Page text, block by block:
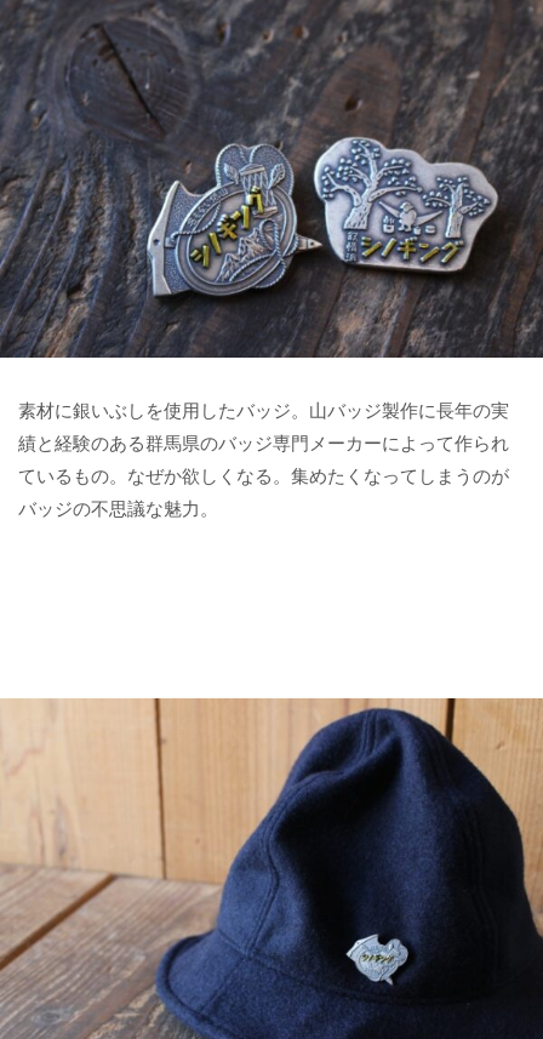
素材に銀いぶしを使用したバッジ。山バッジ製作に長年の実
績と経験のある群馬県のバッジ専門メーカーによって作られ
ているもの。なぜか欲しくなる。集めたくなってしまうのが
バッジの不思議な魅力。